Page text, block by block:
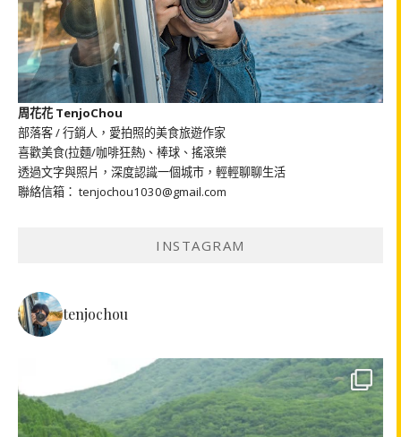
周花花 TenjoChou
部落客 / 行銷人，愛拍照的美食旅遊作家
喜歡美食(拉麵/咖啡狂熱)、棒球、搖滾樂
透過文字與照片，深度認識一個城市，輕輕聊聊生活
聯絡信箱： tenjochou1030@gmail.com
INSTAGRAM
tenjochou